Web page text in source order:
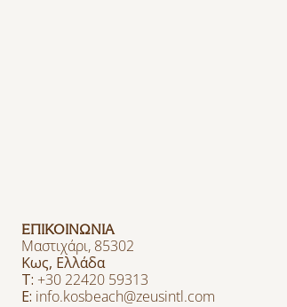
ΕΠΙΚΟΙΝΩΝΙΑ
Μαστιχάρι, 85302
Kως, Ελλάδα
T: +30 22420 59313
E: info.kosbeach@zeusintl.com